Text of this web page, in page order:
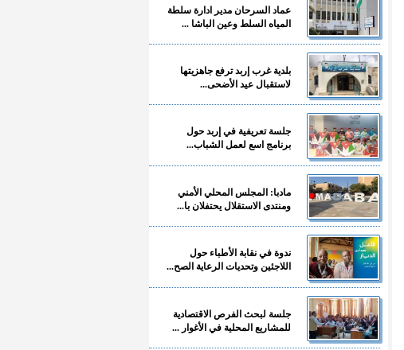
عماد السرحان مدير ادارة سلطة
المياه السلط وعين الباشا ...
بلدية غرب إربد ترفع جاهزيتها
لاستقبال عيد الأضحى...
جلسة تعريفية في إربد حول
برنامج اسع لعمل الشباب...
مادبا: المجلس المحلي الأمني
ومنتدى الاستقلال يحتفلان با...
ندوة في نقابة الأطباء حول
اللاجئين وتحديات الرعاية الصح...
جلسة لبحث الفرص الاقتصادية
للمشاريع المحلية في الأغوار ...